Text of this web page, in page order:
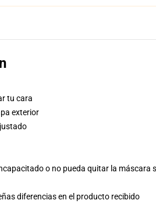
tu cara
exterior
o no pueda quitar la máscara
diferencias en el producto recibido